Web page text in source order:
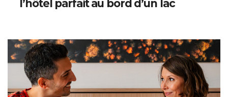
l’hôtel parfait au bord d’un lac